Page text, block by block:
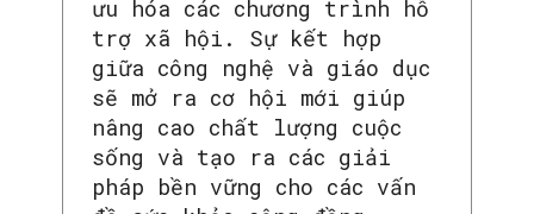
ưu hóa các chương trình hỗ
trợ xã hội. Sự kết hợp
giữa công nghệ và giáo dục
sẽ mở ra cơ hội mới giúp
nâng cao chất lượng cuộc
sống và tạo ra các giải
pháp bền vững cho các vấn